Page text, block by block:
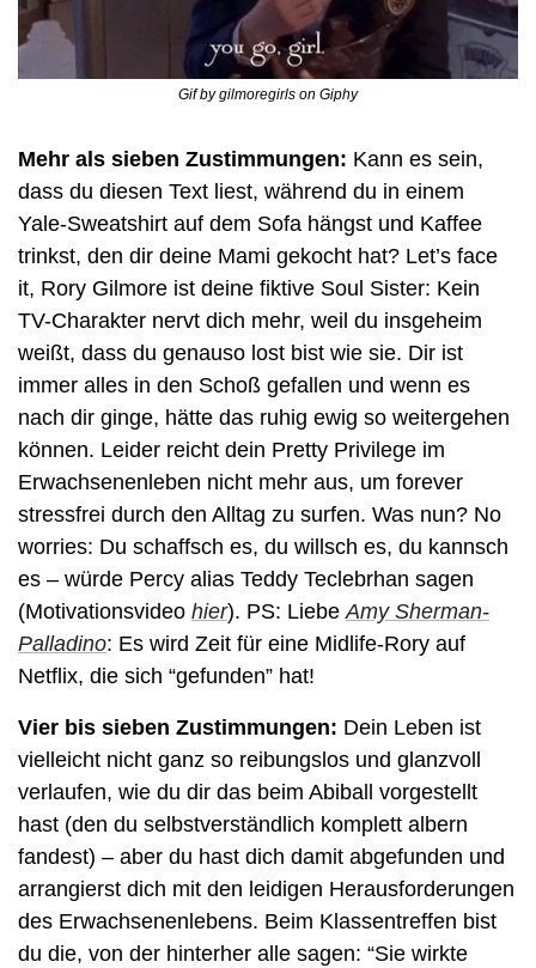
Gif by gilmoregirls on Giphy
Mehr als sieben Zustimmungen: Kann es sein,
dass du diesen Text liest, während du in einem
Yale-Sweatshirt auf dem Sofa hängst und Kaffee
trinkst, den dir deine Mami gekocht hat? Let’s face
it, Rory Gilmore ist deine fiktive Soul Sister: Kein
TV-Charakter nervt dich mehr, weil du insgeheim
weißt, dass du genauso lost bist wie sie. Dir ist
immer alles in den Schoß gefallen und wenn es
nach dir ginge, hätte das ruhig ewig so weitergehen
können. Leider reicht dein Pretty Privilege im
Erwachsenenleben nicht mehr aus, um forever
stressfrei durch den Alltag zu surfen. Was nun? No
worries: Du schaffsch es, du willsch es, du kannsch
es – würde Percy alias Teddy Teclebrhan sagen
(Motivationsvideo hier). PS: Liebe Amy Sherman-
Palladino: Es wird Zeit für eine Midlife-Rory auf
Netflix, die sich “gefunden” hat!
Vier bis sieben Zustimmungen: Dein Leben ist
vielleicht nicht ganz so reibungslos und glanzvoll
verlaufen, wie du dir das beim Abiball vorgestellt
hast (den du selbstverständlich komplett albern
fandest) – aber du hast dich damit abgefunden und
arrangierst dich mit den leidigen Herausforderungen
des Erwachsenenlebens. Beim Klassentreffen bist
du die, von der hinterher alle sagen: “Sie wirkte